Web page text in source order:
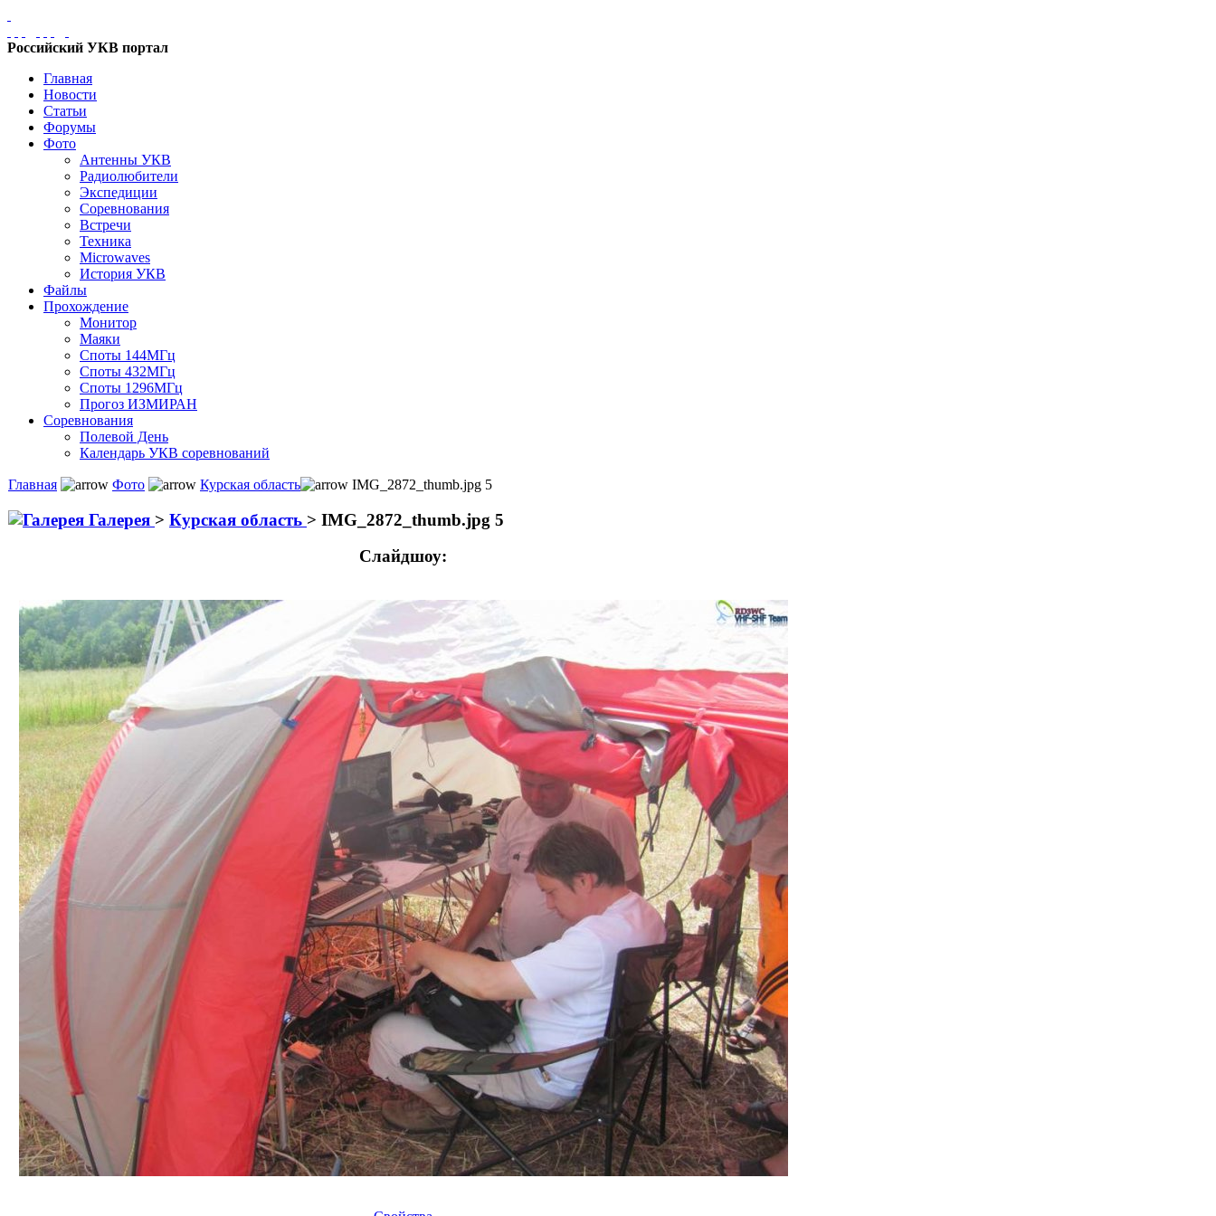
Российский УКВ портал
Главная
Новости
Статьи
Форумы
Фото
Антенны УКВ
Радиолюбители
Экспедиции
Соревнования
Встречи
Техника
Microwaves
История УКВ
Файлы
Прохождение
Монитор
Маяки
Споты 144МГц
Споты 432МГц
Споты 1296МГц
Прогоз ИЗМИРАН
Соревнования
Полевой День
Календарь УКВ соревнований
Главная Фото Курская область IMG_2872_thumb.jpg 5
Галерея > Курская область > IMG_2872_thumb.jpg 5
Слайдшоу: